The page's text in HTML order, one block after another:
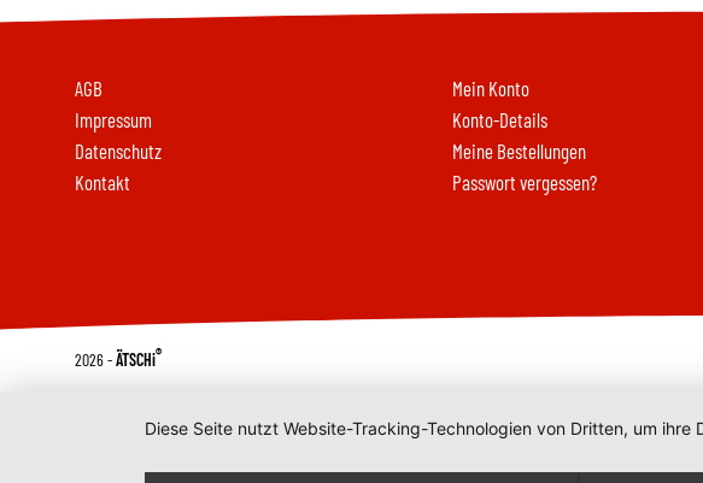
AGB
Impressum
Datenschutz
Kontakt
Mein Konto
Konto-Details
Meine Bestellungen
Passwort vergessen?
2026 -ÄTSCHi®
Diese Seite nutzt Website-Tracking-Technologien von Dritten, um